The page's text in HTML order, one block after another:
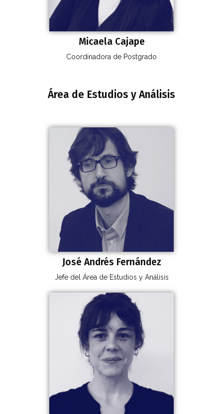
Micaela Cajape
Coordinadora de Postgrado
Área de Estudios y Análisis
José Andrés Fernández
Jefe del Área de Estudios y Análisis